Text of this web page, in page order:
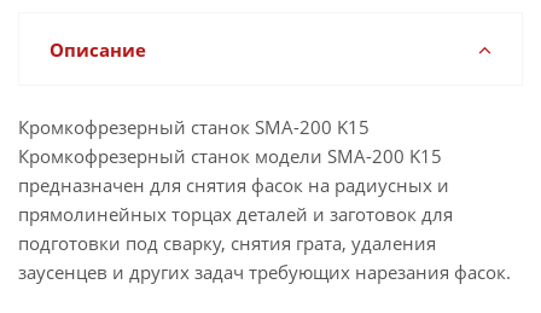
Описание
Кромкофрезерный станок SMA-200 K15
Кромкофрезерный станок модели SMA-200 K15
предназначен для снятия фасок на радиусных и
прямолинейных торцах деталей и заготовок для
подготовки под сварку, снятия грата, удаления
заусенцев и других задач требующих нарезания фасок.